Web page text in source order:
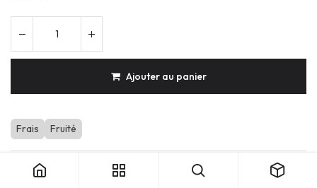
Ajouter au panier
Frais Fruité
Produits durables & réparables